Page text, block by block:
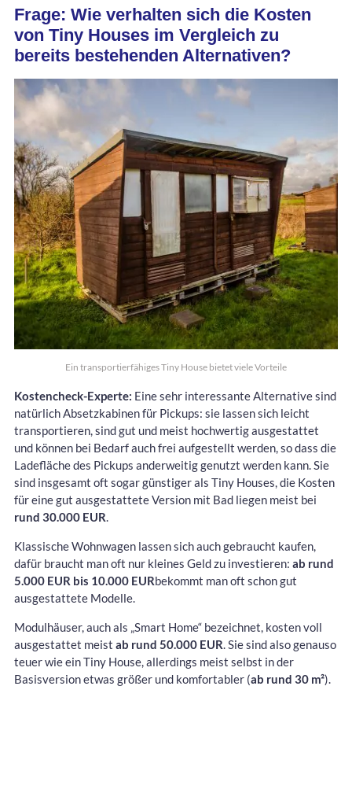
Frage: Wie verhalten sich die Kosten
von Tiny Houses im Vergleich zu
bereits bestehenden Alternativen?
Ein transportierfähiges Tiny House bietet viele Vorteile
Kostencheck-Experte: Eine sehr interessante Alternative sind
natürlich Absetzkabinen für Pickups: sie lassen sich leicht
transportieren, sind gut und meist hochwertig ausgestattet
und können bei Bedarf auch frei aufgestellt werden, so dass die
Ladefläche des Pickups anderweitig genutzt werden kann. Sie
sind insgesamt oft sogar günstiger als Tiny Houses, die Kosten
für eine gut ausgestattete Version mit Bad liegen meist bei
rund 30.000 EUR.
Klassische Wohnwagen lassen sich auch gebraucht kaufen,
dafür braucht man oft nur kleines Geld zu investieren: ab rund
5.000 EUR bis 10.000 EURbekommt man oft schon gut
ausgestattete Modelle.
Modulhäuser, auch als „Smart Home“ bezeichnet, kosten voll
ausgestattet meist ab rund 50.000 EUR. Sie sind also genauso
teuer wie ein Tiny House, allerdings meist selbst in der
Basisversion etwas größer und komfortabler (ab rund 30 m²).